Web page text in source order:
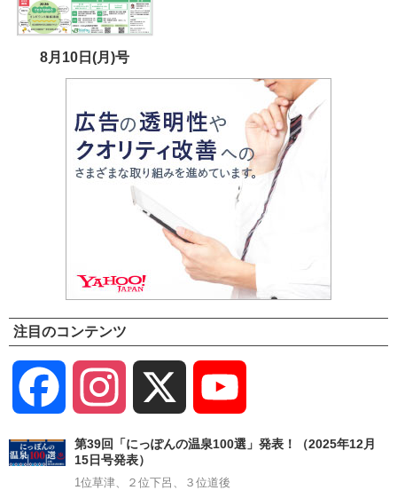
8月10日(月)号
注目のコンテンツ
Facebook Instagram
Channel
第39回「にっぽんの温泉100選」発表！（2025年12月
15日号発表）
1位草津、２位下呂、３位道後